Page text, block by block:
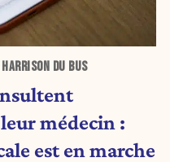
DU BUS
médecin :
est en marche